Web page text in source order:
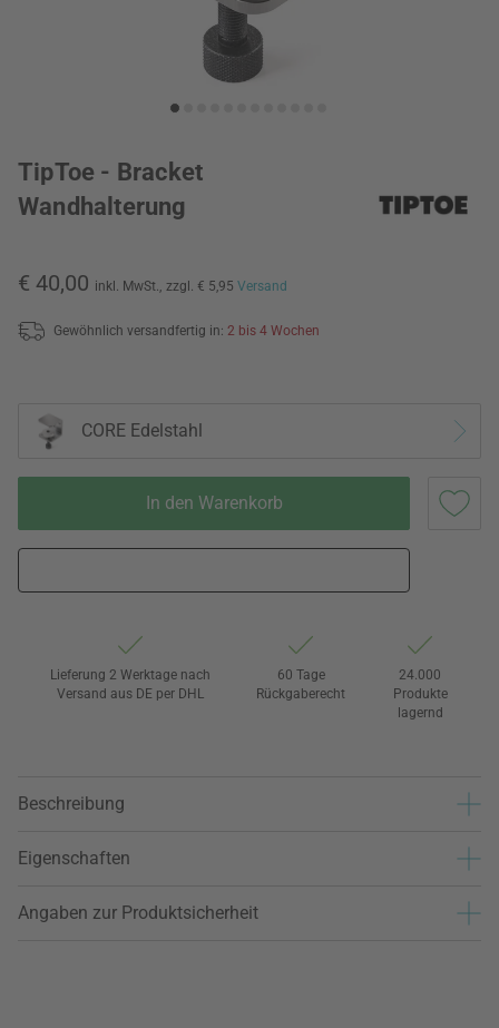
TipToe - Bracket
Wandhalterung
€ 40,00 inkl. MwSt., zzgl. € 5,95 Versand
Gewöhnlich versandfertig in: 2 bis 4 Wochen
CORE Edelstahl
In den Warenkorb
Lieferung 2 Werktage nach
Versand aus DE per DHL
60 Tage
Rückgaberecht
24.000
Produkte
lagernd
Beschreibung
Eigenschaften
Angaben zur Produktsicherheit